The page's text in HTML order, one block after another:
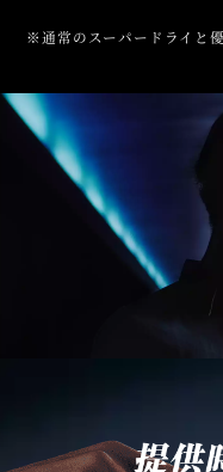
※通常のスーパードライと